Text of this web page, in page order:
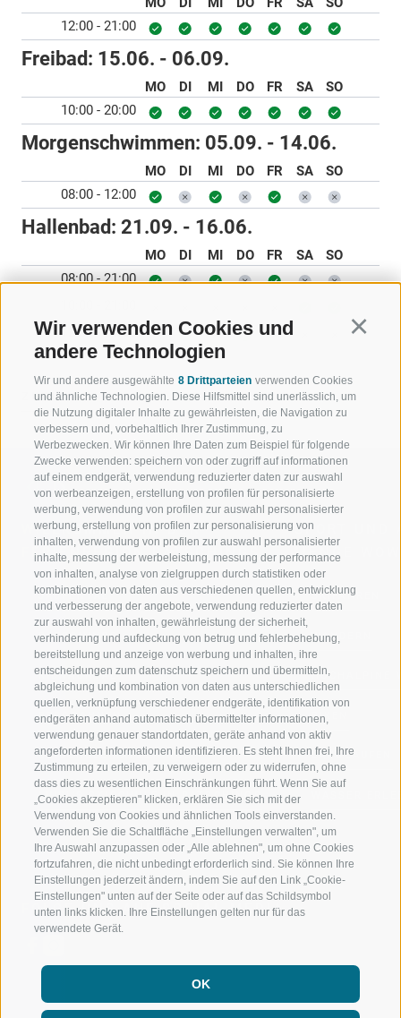
Wir verwenden Cookies und
andere Technologien
Wir und andere ausgewählte 8 Drittparteien verwenden Cookies
und ähnliche Technologien. Diese Hilfsmittel sind unerlässlich, um
die Nutzung digitaler Inhalte zu gewährleisten, die Navigation zu
verbessern und, vorbehaltlich Ihrer Zustimmung, zu
Werbezwecken. Wir können Ihre Daten zum Beispiel für folgende
Zwecke verwenden: speichern von oder zugriff auf informationen
auf einem endgerät, verwendung reduzierter daten zur auswahl
von werbeanzeigen, erstellung von profilen für personalisierte
werbung, verwendung von profilen zur auswahl personalisierter
werbung, erstellung von profilen zur personalisierung von
inhalten, verwendung von profilen zur auswahl personalisierter
inhalte, messung der werbeleistung, messung der performance
von inhalten, analyse von zielgruppen durch statistiken oder
kombinationen von daten aus verschiedenen quellen, entwicklung
und verbesserung der angebote, verwendung reduzierter daten
zur auswahl von inhalten, gewährleistung der sicherheit,
verhinderung und aufdeckung von betrug und fehlerbehebung,
bereitstellung und anzeige von werbung und inhalten, ihre
entscheidungen zum datenschutz speichern und übermitteln,
abgleichung und kombination von daten aus unterschiedlichen
quellen, verknüpfung verschiedener endgeräte, identifikation von
endgeräten anhand automatisch übermittelter informationen,
verwendung genauer standortdaten, geräte anhand von aktiv
angeforderten informationen identifizieren. Es steht Ihnen frei, Ihre
Zustimmung zu erteilen, zu verweigern oder zu widerrufen, ohne
dass dies zu wesentlichen Einschränkungen führt. Wenn Sie auf
„Cookies akzeptieren" klicken, erklären Sie sich mit der
Verwendung von Cookies und ähnlichen Tools einverstanden.
Verwenden Sie die Schaltfläche „Einstellungen verwalten", um
Ihre Auswahl anzupassen oder „Alle ablehnen", um ohne Cookies
fortzufahren, die nicht unbedingt erforderlich sind. Sie können Ihre
Einstellungen jederzeit ändern, indem Sie auf den Link „Cookie-
Einstellungen" unten auf der Seite oder auf das Schildsymbol
unten links klicken. Ihre Einstellungen gelten nur für das
verwendete Gerät.
OK
12:00 - 21:00
Freibad: 15.06. - 06.09.
MO DI MI DO FR SA
SO
10:00 - 20:00
Morgenschwimmen: 05.09. - 14.06.
MO DI MI DO FR SA
SO
08:00 - 12:00
Hallenbad: 21.09. - 16.06.
MO DI MI DO FR SA
SO
08:00 - 21:00
12:00 - 21:00
ZURÜCK
WILLKOMMEN IN DER
FERIENREGION RATSCHINGS
JAUFENTAL
RATSCHINGS
RIDNAUNTAL
BERGBAHNEN
SKISCHULE RATSCHINGS
LUISL'S SKISCHULE IN RATSCHINGS
SPORT UND
MENGE
SKIFAHREN
WANDERN
HOCHALPINE
BIKEN
LANGLAUFEN
FOLGE UNS AUF SOCIAL MEDIA